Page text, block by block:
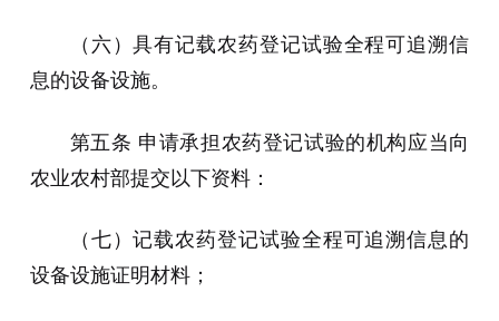
（六）具有记载农药登记试验全程可追溯信
息的设备设施。
第五条 申请承担农药登记试验的机构应当向
农业农村部提交以下资料：
（七）记载农药登记试验全程可追溯信息的
设备设施证明材料；